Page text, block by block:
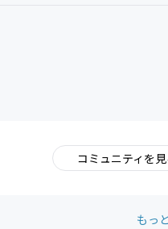
コミュニティを見
もっ